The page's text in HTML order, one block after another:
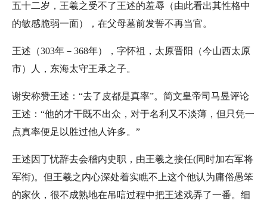
五十二岁，王羲之受不了王述的羞辱（由此看出其性格中
的敏感脆弱一面），在父母墓前发誓不再当官。
王述（303年－368年），字怀祖，太原晋阳（今山西太原
市）人，东海太守王承之子。
谢安称赞王述：“去了皮都是真率”。简文皇帝司马昱评论
王述：“他的才干既不出众，对于名利又不淡薄，但只凭一
点真率便足以胜过他人许多。”
王述因丁忧辞去会稽内史职，由王羲之接任(同时加右军将
军衔)。但王羲之内心深处着实瞧不上这个他认为庸俗愚笨
的家伙，很不成熟地在吊唁过程中把王述戏弄了一番。细